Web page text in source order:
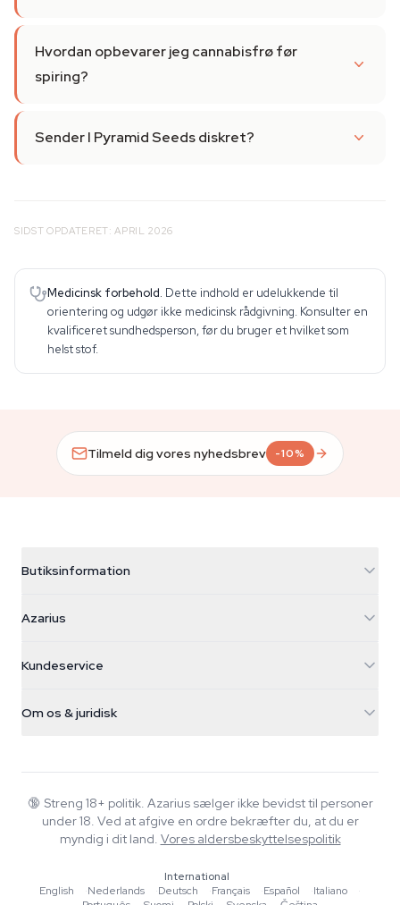
Hvordan opbevarer jeg cannabisfrø før
spiring?
Sender I Pyramid Seeds diskret?
SIDST OPDATERET: APRIL 2026
Medicinsk forbehold. Dette indhold er udelukkende til
orientering og udgør ikke medicinsk rådgivning. Konsulter en
kvalificeret sundhedsperson, før du bruger et hvilket som
helst stof.
Tilmeld dig vores nyhedsbrev -10%
Butiksinformation
Galvaniweg 11
Nederland
+31(0)204897914
Azarius
Smokeshop
Kundeservice
Returpolitik
FAQ
Privatlivspolitik
Om os & juridisk
Wiki
Blog
Musik
Redaktionelle standarder
🔞 Streng 18+ politik. Azarius sælger ikke bevidst til personer
under 18. Ved at afgive en ordre bekræfter du, at du er
myndig i dit land. Vores aldersbeskyttelsespolitik
International
English
·Nederlands ·Deutsch ·Français ·Español ·Italiano
·